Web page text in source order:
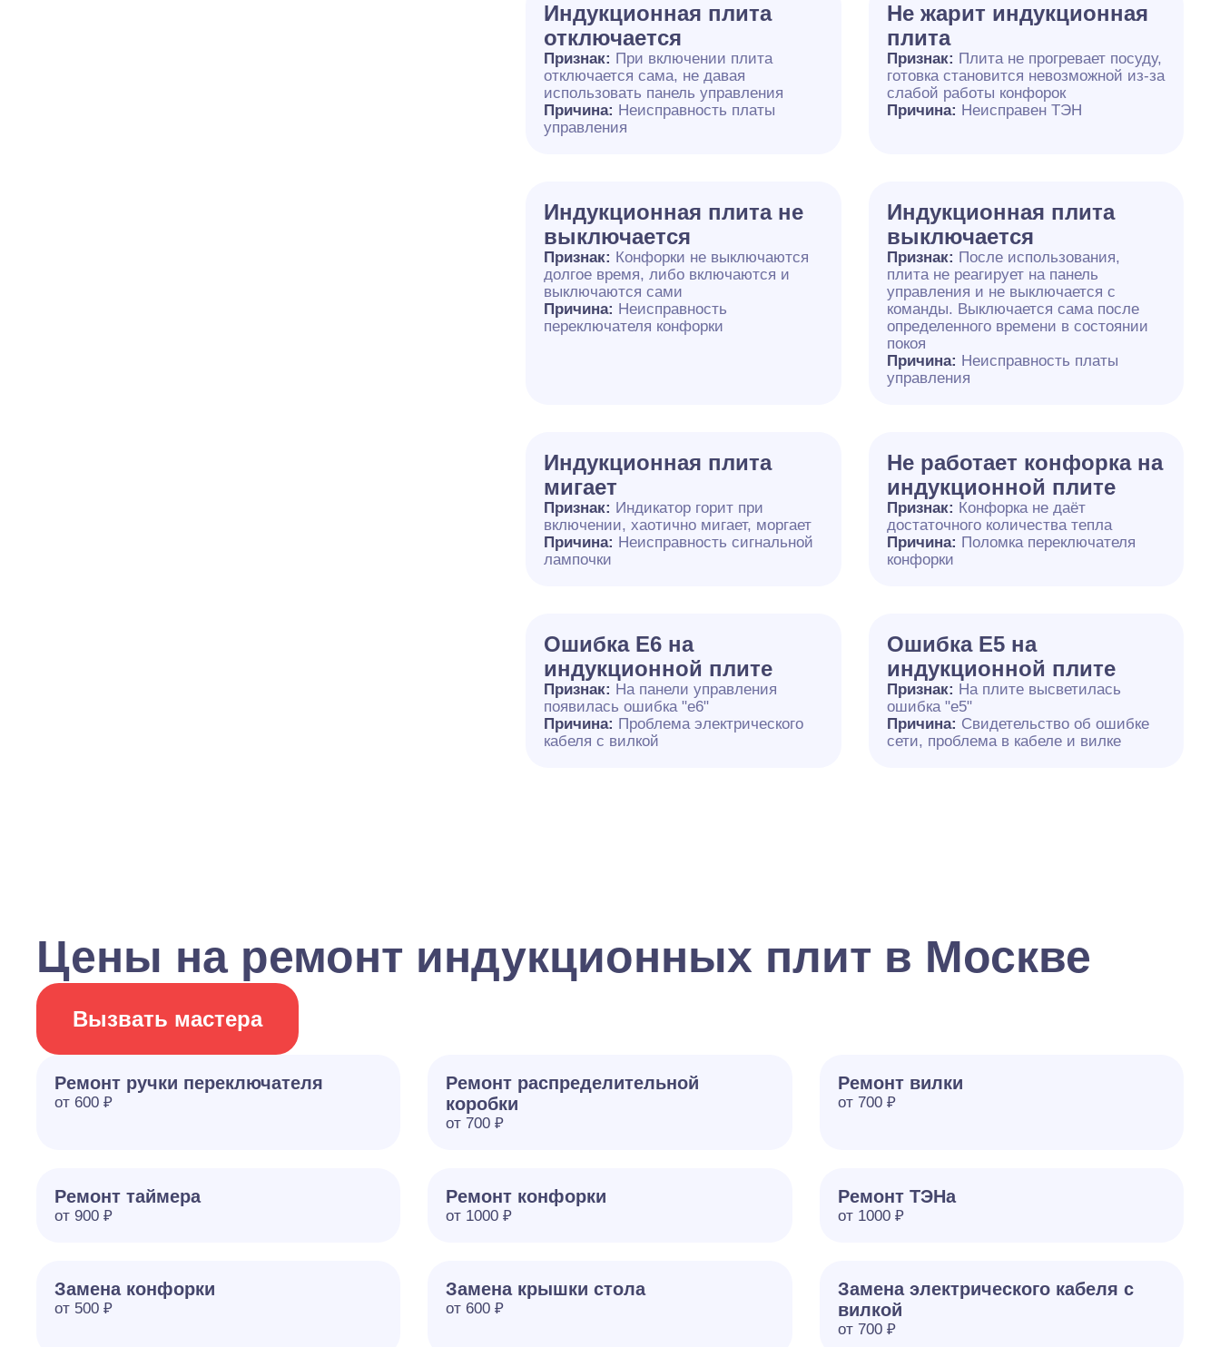
Индукционная плита
отключается
Признак: При включении плита
отключается сама, не давая
использовать панель управления
Причина: Неисправность платы
управления
Не жарит индукционная
плита
Признак: Плита не прогревает посуду,
готовка становится невозможной из-за
слабой работы конфорок
Причина: Неисправен ТЭН
Индукционная плита не
выключается
Признак: Конфорки не выключаются
долгое время, либо включаются и
выключаются сами
Причина: Неисправность
переключателя конфорки
Индукционная плита
выключается
Признак: После использования,
плита не реагирует на панель
управления и не выключается с
команды. Выключается сама после
определенного времени в состоянии
покоя
Причина: Неисправность платы
управления
Индукционная плита
мигает
Признак: Индикатор горит при
включении, хаотично мигает, моргает
Причина: Неисправность сигнальной
лампочки
Не работает конфорка на
индукционной плите
Признак: Конфорка не даёт
достаточного количества тепла
Причина: Поломка переключателя
конфорки
Ошибка E6 на
индукционной плите
Признак: На панели управления
появилась ошибка "e6"
Причина: Проблема электрического
кабеля с вилкой
Ошибка Е5 на
индукционной плите
Признак: На плите высветилась
ошибка "е5"
Причина: Свидетельство об ошибке
сети, проблема в кабеле и вилке
Цены на ремонт индукционных плит в Москве
Вызвать мастера
Ремонт ручки переключателя
от 600 ₽
Ремонт распределительной
коробки
от 700 ₽
Ремонт вилки
от 700 ₽
Ремонт таймера
от 900 ₽
Ремонт конфорки
от 1000 ₽
Ремонт ТЭНа
от 1000 ₽
Замена конфорки
от 500 ₽
Замена крышки стола
от 600 ₽
Замена электрического кабеля с
вилкой
от 700 ₽